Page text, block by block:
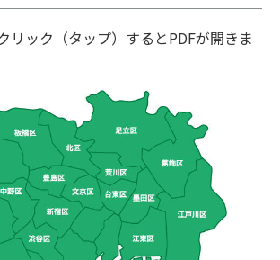
リック（タップ）するとPDFが開きま